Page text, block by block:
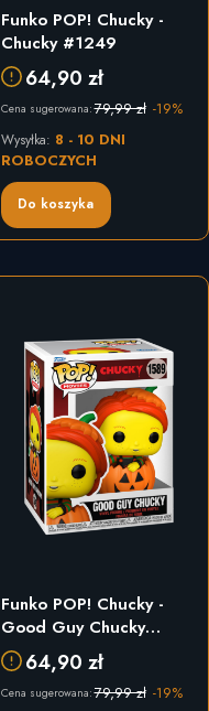
Funko POP! Chucky -
Chucky #1249
64,90 zł
Cena sugerowana:79,99 zł -19%
Do koszyka
Wysyłka: 8 - 10 DNI
ROBOCZYCH
Funko POP! Chucky -
Good Guy Chucky
#158964,90 zł
Cena sugerowana:79,99 zł -19%